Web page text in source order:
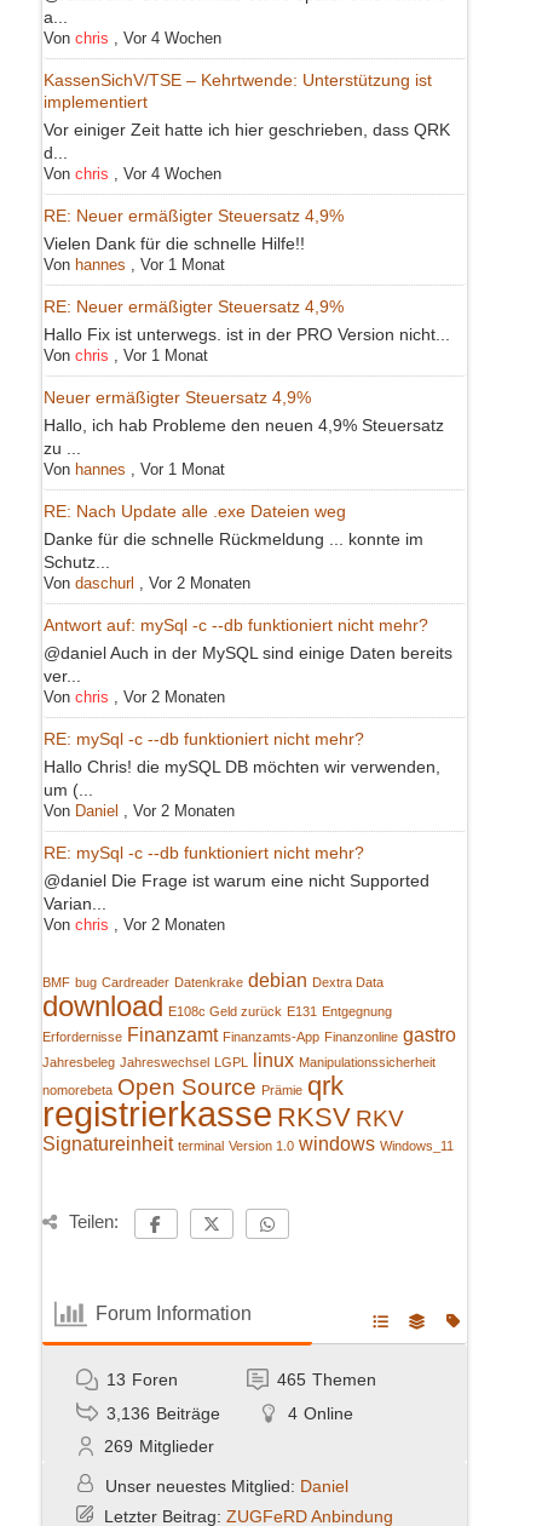
a...
Von chris Vor 4 Wochen
KassenSichV/TSE – Kehrtwende: Unterstützung ist
implementiert
Vor einiger Zeit hatte ich hier geschrieben, dass QRK
d...
Von chris Vor 4 Wochen
RE: Neuer ermäßigter Steuersatz 4,9%
Vielen Dank für die schnelle Hilfe!!
Von hannes Vor 1 Monat
RE: Neuer ermäßigter Steuersatz 4,9%
Hallo Fix ist unterwegs. ist in der PRO Version nicht...
Von chris Vor 1 Monat
Neuer ermäßigter Steuersatz 4,9%
Hallo, ich hab Probleme den neuen 4,9% Steuersatz
zu ...
Von hannes Vor 1 Monat
RE: Nach Update alle .exe Dateien weg
Danke für die schnelle Rückmeldung ... konnte im
Schutz...
Von daschurl Vor 2 Monaten
Antwort auf: mySql -c --db funktioniert nicht mehr?
@daniel Auch in der MySQL sind einige Daten bereits
ver...
Von chris Vor 2 Monaten
RE: mySql -c --db funktioniert nicht mehr?
Hallo Chris! die mySQL DB möchten wir verwenden,
um (...
Von Daniel Vor 2 Monaten
RE: mySql -c --db funktioniert nicht mehr?
@daniel Die Frage ist warum eine nicht Supported
Varian...
Von chris Vor 2 Monaten
BMF bug Cardreader Datenkrake debian Dextra Data
download E108c Geld zurück E131 Entgegnung
Erfordernisse Finanzamt Finanzamts-App Finanzonline gastro
Jahresbeleg Jahreswechsel LGPL linux Manipulationssicherheit
nomorebeta Open Source Prämie qrk
registrierkasse RKSV RKV
Signatureinheit terminal Version 1.0 windows Windows_11
Teilen:
Forum Information
13 Foren 465 Themen
3,136 Beiträge 4 Online
269 Mitglieder
Unser neuestes Mitglied: Daniel
Letzter Beitrag: ZUGFeRD Anbindung